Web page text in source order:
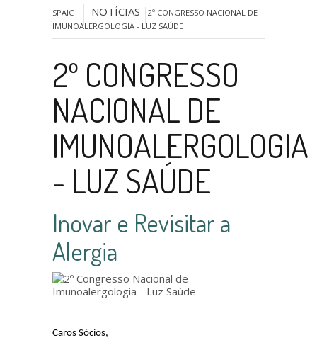
SPAIC NOTÍCIAS
2º CONGRESSO NACIONAL DE
IMUNOALERGOLOGIA - LUZ SAÚDE
2º CONGRESSO
NACIONAL DE
IMUNOALERGOLOGIA
- LUZ SAÚDE
Inovar e Revisitar a
Alergia
Caros Sócios,